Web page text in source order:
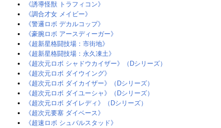
《誘導怪獣 トラフィコン》‎
《調合才女 メイビー》
《警邏ロボ デカルコップ》‎
《豪腕ロボ アースディーガー》
《超新星格闘技場：市街地》‎
《超新星格闘技場：永久凍土》
《超次元ロボ シャドウカイザー》（Dシリーズ）
《超次元ロボ ダイウイング》
《超次元ロボ ダイカイザー》（Dシリーズ）
《超次元ロボ ダイユーシャ》（Dシリーズ）
《超次元ロボ ダイレディ》（Dシリーズ）
《超次元要塞 ダイベース》
《超速ロボ シュバルスタッド》